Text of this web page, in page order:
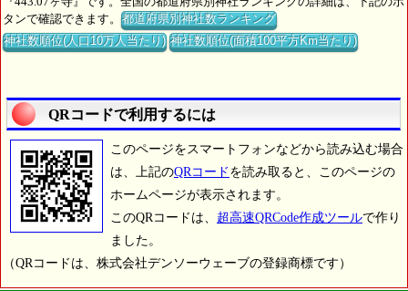
タンで確認できます。都道府県別神社数ランキング
神社数順位(人口10万人当たり) 神社数順位(面積100平方Km当たり)
QRコードで利用するには
このページをスマートフォンなどから読み込む場合
は、上記のQRコード を読み取ると、このページの
ホームページが表示されます。
このQRコードは、 超高速QRCode作成ツールで作り
ました。
（QRコードは、株式会社デンソーウェーブの登録商標です）